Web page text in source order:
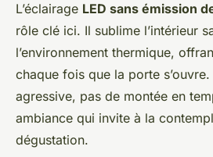
L’éclairage LED sans émission
rôle clé ici. Il sublime l’intérieur
l’environnement thermique,
chaque fois que la porte
agressive, pas de montée en
ambiance qui invite à la
dégustation.